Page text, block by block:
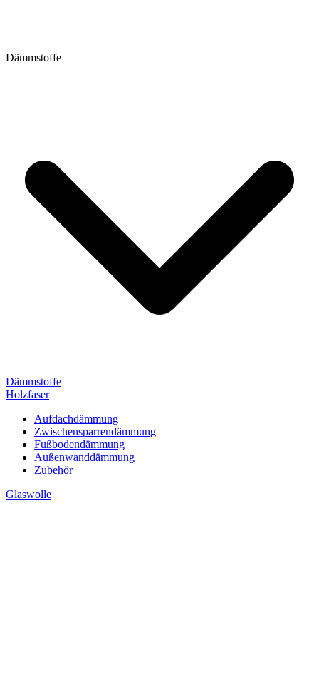
Dämmstoffe
Dämmstoffe
Holzfaser
Aufdachdämmung
Zwischensparrendämmung
Fußbodendämmung
Außenwanddämmung
Zubehör
Glaswolle